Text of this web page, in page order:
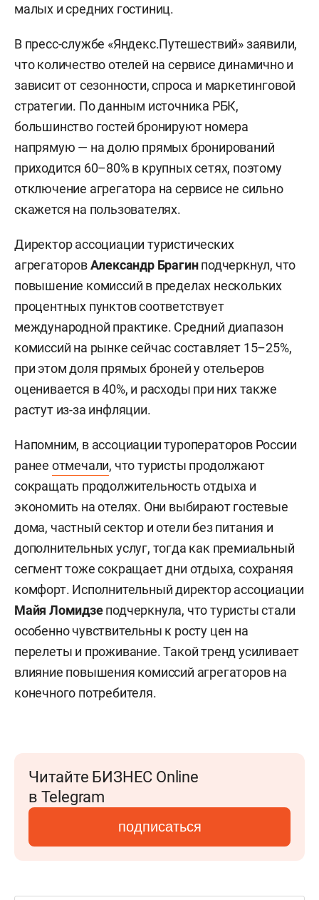
малых и средних гостиниц.
В пресс-службе «Яндекс.Путешествий» заявили,
что количество отелей на сервисе динамично и
зависит от сезонности, спроса и маркетинговой
стратегии. По данным источника РБК,
большинство гостей бронируют номера
напрямую — на долю прямых бронирований
приходится 60–80% в крупных сетях, поэтому
отключение агрегатора на сервисе не сильно
скажется на пользователях.
Директор ассоциации туристических
агрегаторовАлександр Брагинподчеркнул, что
повышение комиссий в пределах нескольких
процентных пунктов соответствует
международной практике. Средний диапазон
комиссий на рынке сейчас составляет 15–25%,
при этом доля прямых броней у отельеров
оценивается в 40%, и расходы при них также
растут из-за инфляции.
Напомним, в ассоциации туроператоров России
ранее отмечали, что туристы продолжают
сокращать продолжительность отдыха и
экономить на отелях. Они выбирают гостевые
дома, частный сектор и отели без питания и
дополнительных услуг, тогда как премиальный
сегмент тоже сокращает дни отдыха, сохраняя
комфорт. Исполнительный директор ассоциации
Майя Ломидзеподчеркнула, что туристы стали
особенно чувствительны к росту цен на
перелеты и проживание. Такой тренд усиливает
влияние повышения комиссий агрегаторов на
конечного потребителя.
Читайте БИЗНЕС Online
в Telegram
подписаться